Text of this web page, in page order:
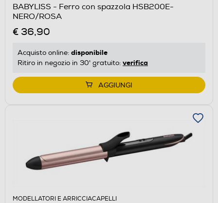
BABYLISS - Ferro con spazzola HSB200E-
NERO/ROSA
€ 36,90
Acquisto online: disponibile
Ritiro in negozio in 30' gratuito: verifica
AGGIUNGI
MODELLATORI E ARRICCIACAPELLI